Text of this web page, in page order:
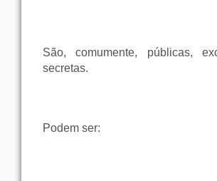
São, comumente, públicas,
secretas.
Podem ser: